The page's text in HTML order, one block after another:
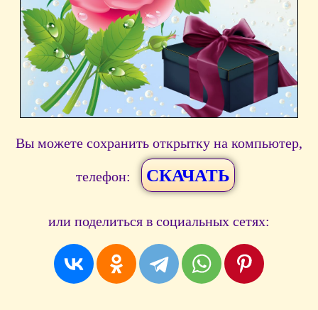
Вы можете сохранить открытку на компьютер,
телефон: СКАЧАТЬ
или поделиться в социальных сетях: